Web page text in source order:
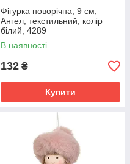
Фігурка новорічна, 9 см,
Ангел, текстильний, колір
білий, 4289
В наявності
132 ₴
Купити